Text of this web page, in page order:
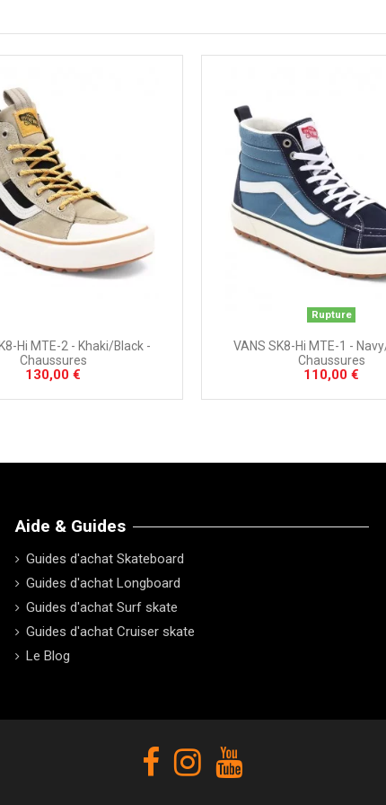
Hi MTE-2 - Khaki/Black -
Chaussures
130,00 €
Rupture
VANS SK8-Hi MTE-1 -
Chaussures
110,00 €
Aide & Guides
Guides d'achat Skateboard
Guides d'achat Longboard
Guides d'achat Surf skate
Guides d'achat Cruiser skate
Le Blog